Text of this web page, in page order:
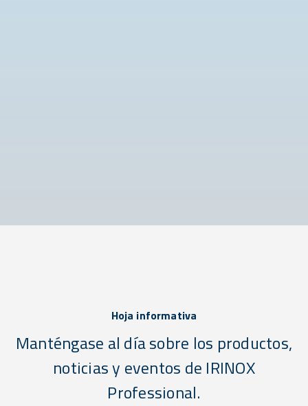
Hoja informativa
Manténgase al día sobre los productos,
noticias y eventos de IRINOX
Professional.